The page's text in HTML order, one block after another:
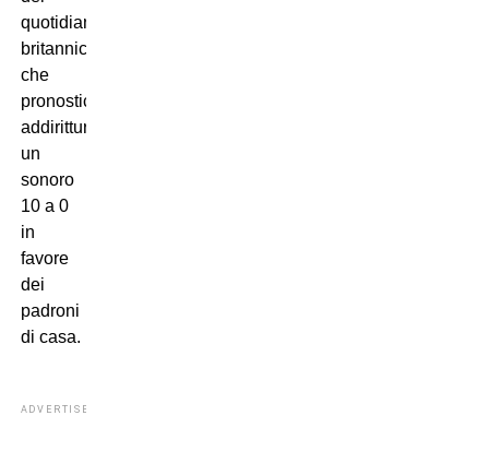
quotidiani
britannici,
che
pronosticano
addirittura
un
sonoro
10 a 0
in
favore
dei
padroni
di casa.
ADVERTISEMENT